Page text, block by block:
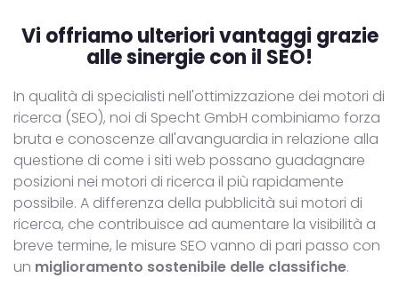
Vi offriamo ulteriori vantaggi grazie
alle sinergie con il SEO!
In qualità di specialisti nell'ottimizzazione dei motori di
ricerca (SEO), noi di Specht GmbH combiniamo forza
bruta e conoscenze all'avanguardia in relazione alla
questione di come i siti web possano guadagnare
posizioni nei motori di ricerca il più rapidamente
possibile. A differenza della pubblicità sui motori di
ricerca, che contribuisce ad aumentare la visibilità a
breve termine, le misure SEO vanno di pari passo con
un miglioramento sostenibile delle classifiche.